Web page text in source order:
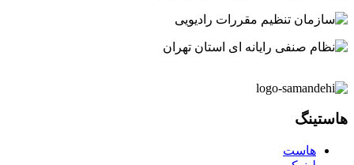
هاستینگ
هاست